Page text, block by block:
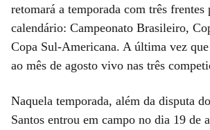
retomará a temporada com três frentes
calendário: Campeonato Brasileiro,
Copa Sul-Americana. A última vez
ao mês de agosto vivo nas três
Naquela temporada, além da disputa
Santos entrou em campo no dia 19 de